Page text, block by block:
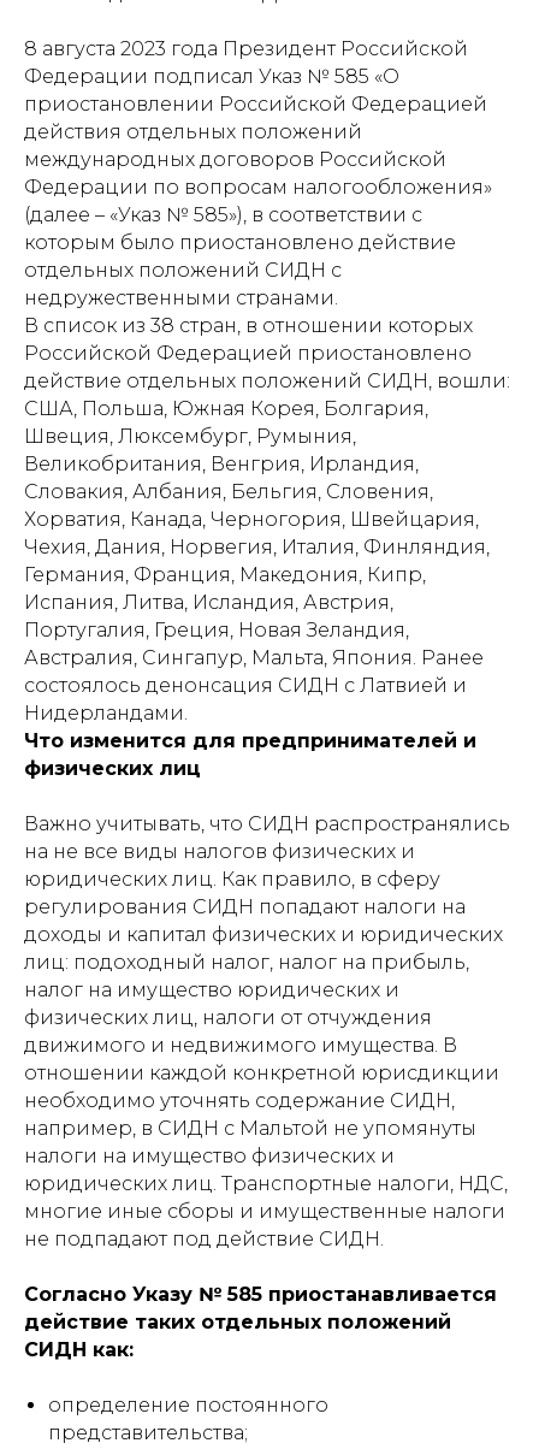
8 августа 2023 года Президент Российской
Федерации подписал Указ № 585 «О
приостановлении Российской Федерацией
действия отдельных положений
международных договоров Российской
Федерации по вопросам налогообложения»
(далее – «Указ № 585»), в соответствии с
которым было приостановлено действие
отдельных положений СИДН с
недружественными странами.
В список из 38 стран, в отношении которых
Российской Федерацией приостановлено
действие отдельных положений СИДН, вошли:
США, Польша, Южная Корея, Болгария,
Швеция, Люксембург, Румыния,
Великобритания, Венгрия, Ирландия,
Словакия, Албания, Бельгия, Словения,
Хорватия, Канада, Черногория, Швейцария,
Чехия, Дания, Норвегия, Италия, Финляндия,
Германия, Франция, Македония, Кипр,
Испания, Литва, Исландия, Австрия,
Португалия, Греция, Новая Зеландия,
Австралия, Сингапур, Мальта, Япония. Ранее
состоялось денонсация СИДН с Латвией и
Нидерландами.
Что изменится для предпринимателей и
физических лиц
Важно учитывать, что СИДН распространялись
на не все виды налогов физических и
юридических лиц. Как правило, в сферу
регулирования СИДН попадают налоги на
доходы и капитал физических и юридических
лиц: подоходный налог, налог на прибыль,
налог на имущество юридических и
физических лиц, налоги от отчуждения
движимого и недвижимого имущества. В
отношении каждой конкретной юрисдикции
необходимо уточнять содержание СИДН,
например, в СИДН с Мальтой не упомянуты
налоги на имущество физических и
юридических лиц. Транспортные налоги, НДС,
многие иные сборы и имущественные налоги
не подпадают под действие СИДН.
Согласно Указу № 585 приостанавливается
действие таких отдельных положений
СИДН как:
определение постоянного
представительства;